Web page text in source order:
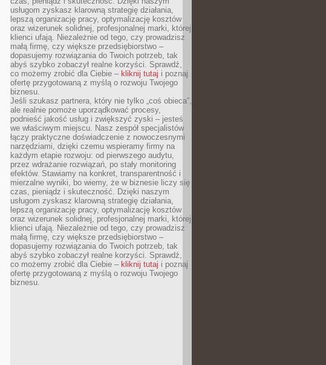
usługom zyskasz klarowną strategię działania,
lepszą organizację pracy, optymalizację kosztów
oraz wizerunek solidnej, profesjonalnej marki, której
klienci ufają. Niezależnie od tego, czy prowadzisz
małą firmę, czy większe przedsiębiorstwo –
dopasujemy rozwiązania do Twoich potrzeb, tak
abyś szybko zobaczył realne korzyści. Sprawdź,
co możemy zrobić dla Ciebie – kliknij tutaj i poznaj
ofertę przygotowaną z myślą o rozwoju Twojego
biznesu.
Jeśli szukasz partnera, który nie tylko „coś obieca”,
ale realnie pomoże uporządkować procesy,
podnieść jakość usług i zwiększyć zyski – jesteś
we właściwym miejscu. Nasz zespół specjalistów
łączy praktyczne doświadczenie z nowoczesnymi
narzędziami, dzięki czemu wspieramy firmy na
każdym etapie rozwoju: od pierwszego audytu,
przez wdrażanie rozwiązań, po stały monitoring
efektów. Stawiamy na konkret, transparentność i
mierzalne wyniki, bo wiemy, że w biznesie liczy się
czas, pieniądz i skuteczność. Dzięki naszym
usługom zyskasz klarowną strategię działania,
lepszą organizację pracy, optymalizację kosztów
oraz wizerunek solidnej, profesjonalnej marki, której
klienci ufają. Niezależnie od tego, czy prowadzisz
małą firmę, czy większe przedsiębiorstwo –
dopasujemy rozwiązania do Twoich potrzeb, tak
abyś szybko zobaczył realne korzyści. Sprawdź,
co możemy zrobić dla Ciebie – kliknij tutaj i poznaj
ofertę przygotowaną z myślą o rozwoju Twojego
biznesu.